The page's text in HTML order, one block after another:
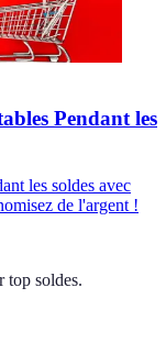
Pendant les
les soldes avec
de l'argent !
top soldes.